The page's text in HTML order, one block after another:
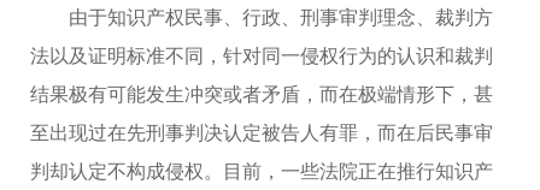
由于知识产权民事、行政、刑事审判理念、裁判方
法以及证明标准不同，针对同一侵权行为的认识和裁判
结果极有可能发生冲突或者矛盾，而在极端情形下，甚
至出现过在先刑事判决认定被告人有罪，而在后民事审
判却认定不构成侵权。目前，一些法院正在推行知识产